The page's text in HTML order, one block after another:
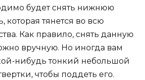
будет снять нижнюю
которая тянется во всю
Как правило, снять данную
вручную. Но иногда вам
нибудь тонкий небольшой
чтобы поддеть его.